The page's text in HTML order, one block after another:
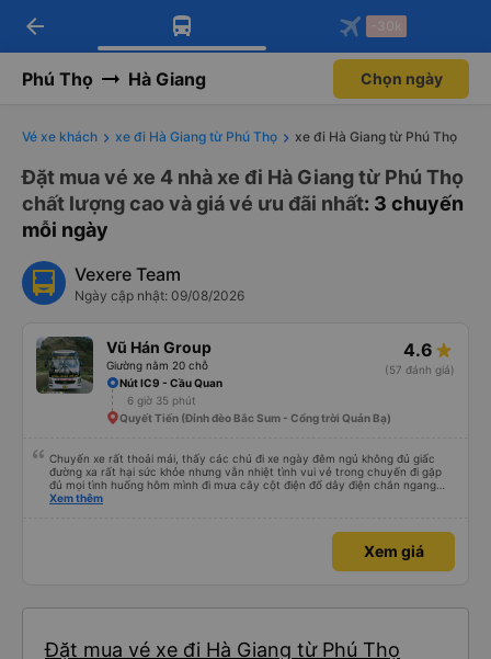
Tải app Vexere ngay!
Nhận ưu đãi thành viên độc
Mở app
Tải app Vexere
-30k/ghế khi đặt vé máy bay qua
Mở app
arrow_back -30k
Phú Thọ Hà Giang Chọn ngày
Vé xe khách xe đi Hà Giang từ Phú Thọ xe đi Hà Giang từ Phú Thọ
Đặt mua vé xe 4 nhà xe đi Hà Giang từ Phú Thọ
chất lượng cao và giá vé ưu đãi nhất: 3 chuyến
mỗi ngày
Vexere Team
Ngày cập nhật: 09/08/2026
Vũ Hán Group
Giường nằm 20 chỗ
4.6
(57 đánh giá)
Nút IC9 - Cầu Quan
6 giờ 35 phút
Quyết Tiến (Đỉnh đèo Bắc Sum - Cổng trời Quản Bạ)
Chuyến xe rất thoải mái, thấy các chú đi xe ngày đêm ngủ không đủ giấc
đường xa rất hại sức khỏe nhưng vẫn nhiệt tình vui vẻ trong chuyến đi gặp
đủ mọi tình huống hôm mình đi mưa cây cột điện đổ dây điện chắn ngang
thấy mấy chú tài cùng nhau dựng tạm cho xe qua mà thấy nghề này khổ
Xem thêm
Xem giá
Đặt mua vé xe đi Hà Giang từ Phú Thọ